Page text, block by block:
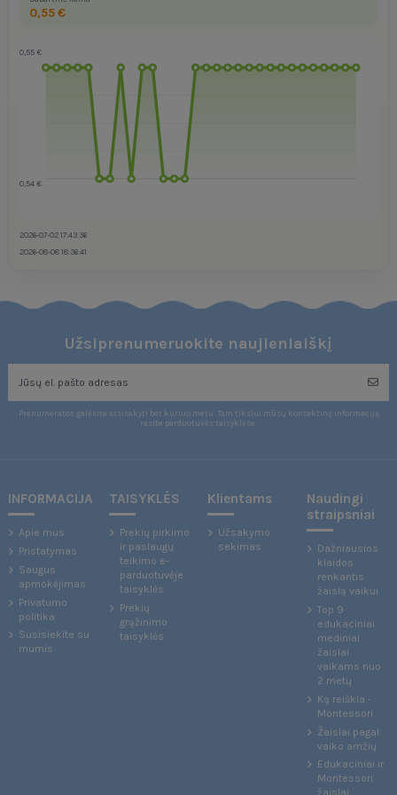
0,55 €
0,55 €
0,54 €
2026-07-02 17:43:36
2026-08-08 18:36:41
Užsiprenumeruokite naujienlaiškį
Prenumeratos galėsite atsisakyti bet kuriuo metu. Tam tikslui mūsų kontaktinę informaciją
rasite parduotuvės taisyklėse.
INFORMACIJA
Apie mus
Pristatymas
Saugus
apmokėjimas
Privatumo
politika
Susisiekite su
mumis
TAISYKLĖS
Prekių pirkimo
ir paslaugų
teikimo e-
parduotuvėje
taisyklės
Prekių
grąžinimo
taisyklės
Klientams
Užsakymo
sekimas
Naudingi
straipsniai
Dažniausios
klaidos
renkantis
žaislą vaikui
Top 9
edukaciniai
mediniai
žaislai
vaikams nuo
2 metų
Ką reiškia -
Montessori
Žaislai pagal
vaiko amžių
Edukaciniai ir
Montessori